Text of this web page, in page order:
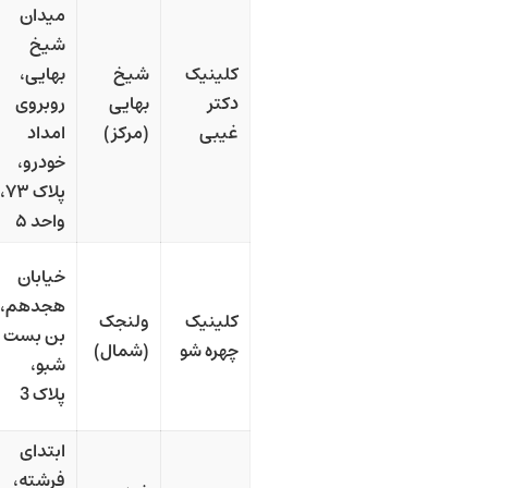
کلینیک
دکتر
غیبی
شیخ
بهایی
(مرکز)
میدان
شیخ
بهایی،
روبروی
امداد
خودرو،
پلاک ۷۳،
واحد ۵
کلینیک
چهره شو
ولنجک
(شمال)
خیابان
هجدهم،
بن بست
شبو،
پلاک 3
ابتدای
فرشته،